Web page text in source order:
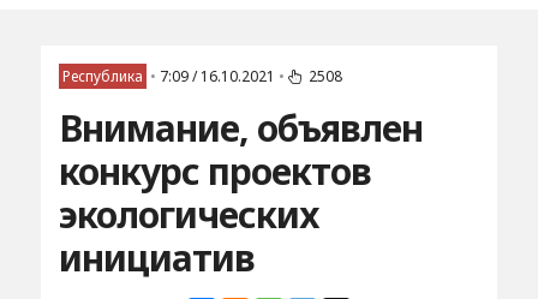
Республика • 7:09 / 16.10.2021 • 2508
Внимание, объявлен
конкурс проектов
экологических
инициатив